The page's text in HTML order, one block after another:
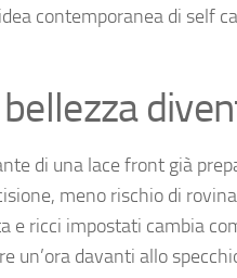
contemporanea di self
di una lace front già
meno rischio di
e ricci impostati cambia
un’ora davanti allo